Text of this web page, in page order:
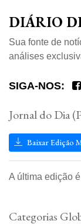
DIÁRIO
Sua fonte de
análises
SIGA-NOS:
Jornal do Dia
Baixar Edição
A última edição
Categorias